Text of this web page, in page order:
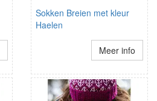
Sokken Breien met kleur
Haelen
Meer info